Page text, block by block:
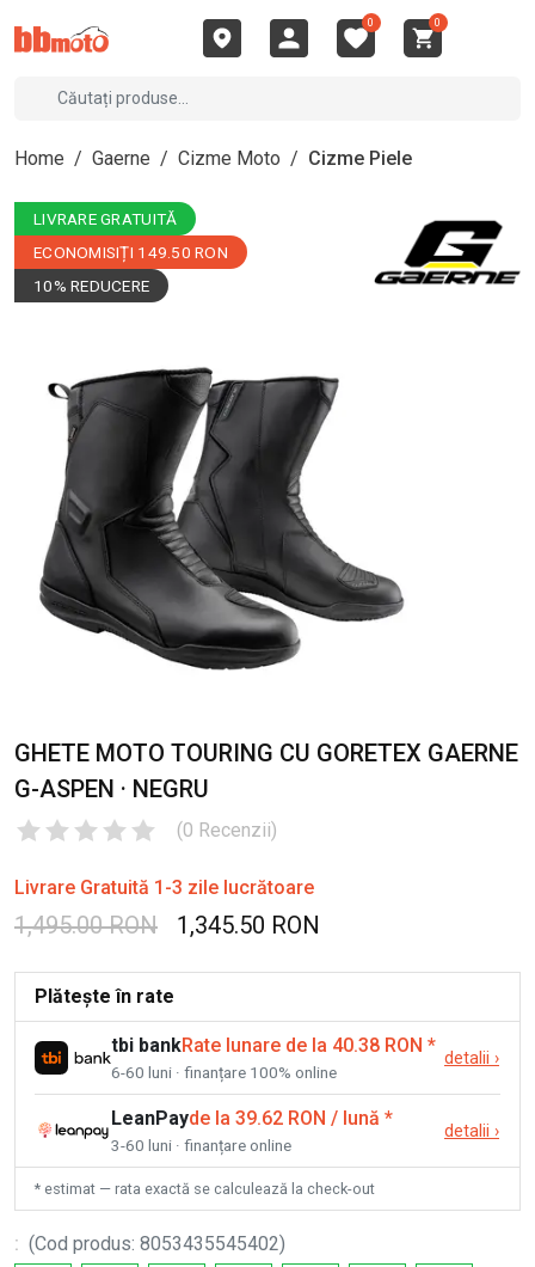
0 0
Home / Gaerne / Cizme Moto / Cizme Piele
LIVRARE GRATUITĂ
ECONOMISIȚI 149.50 RON
10% REDUCERE
GHETE MOTO TOURING CU GORETEX GAERNE
G-ASPEN · NEGRU
(0 Recenzii)
Livrare Gratuită 1-3 zile lucrătoare
1,495.00 RON 1,345.50 RON
Plătește în rate
tbi bankRate lunare de la 40.38 RON *
6-60 luni · finanțare 100% online
detalii ›
LeanPayde la 39.62 RON / lună *
3-60 luni · finanțare online
detalii ›
* estimat — rata exactă se calculează la check-out
: (Cod produs: 8053435545402)